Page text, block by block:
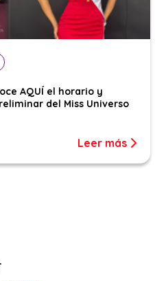
AQUÍ el horario y
del Miss Universo
Leer más